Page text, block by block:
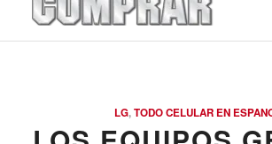
LG,TODO CELULAR EN